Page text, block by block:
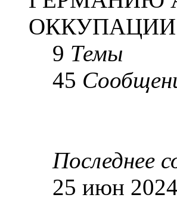
9 Темы
45
Последнее
25 июн